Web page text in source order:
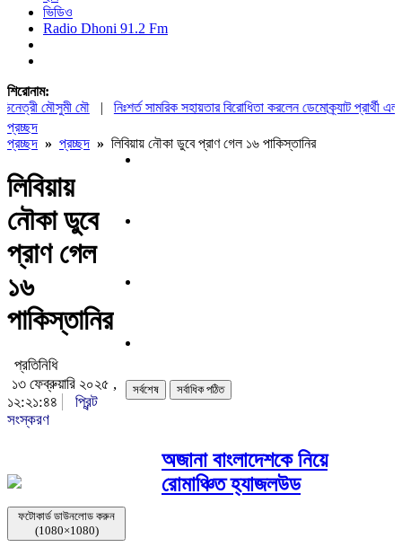
ভিডিও
Radio Dhoni 91.2 Fm
শিরোনাম:
মৌসুমী মৌ| নিঃশর্ত সামরিক সহায়তার বিরোধিতা করলেন ডেমোক্র্যাট প্রার্থী এল-
প্রচ্ছদ
প্রচ্ছদ » প্রচ্ছদ » লিবিয়ায় নৌকা ডুবে প্রাণ গেল ১৬ পাকিস্তানির
লিবিয়ায়
নৌকা ডুবে
প্রাণ গেল
১৬
পাকিস্তানির
প্রতিনিধি
১৩ ফেব্রুয়ারি ২০২৫ ,
১২:২১:৪৪
প্রিন্ট
সংস্করণ
ফটোকার্ড ডাউনলোড করুন
(1080×1080)
সর্বশেষ সর্বাধিক পঠিত
অজানা বাংলাদেশকে নিয়ে
রোমাঞ্চিত হ্যাজলউড